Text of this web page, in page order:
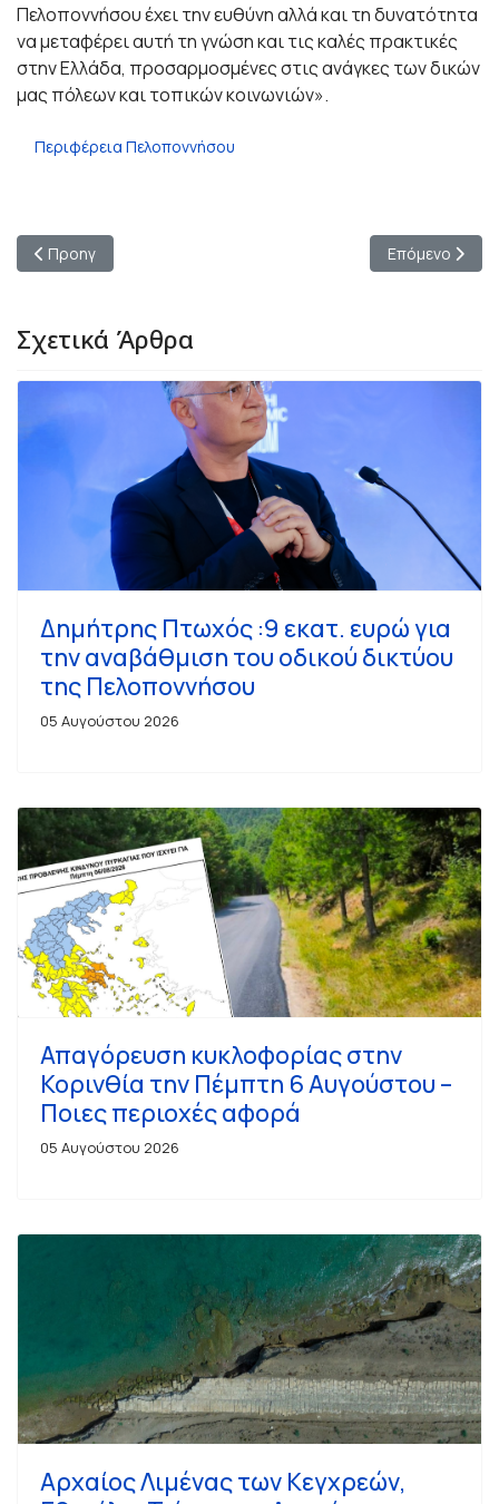
Πελοποννήσου έχει την ευθύνη αλλά και τη δυνατότητα
να μεταφέρει αυτή τη γνώση και τις καλές πρακτικές
στην Ελλάδα, προσαρμοσμένες στις ανάγκες των δικών
μας πόλεων και τοπικών κοινωνιών».
Περιφέρεια Πελοποννήσου
Προηγούμενο άρθρο: Άγιο Πνεύμα 2026: Μήνυμα της ΕΛ.ΑΣ.
Προηγ Επόμενο
Επόμενο
Σχετικά Άρθρα
Δημήτρης Πτωχός :9 εκατ. ευρώ για
την αναβάθμιση του οδικού δικτύου
της Πελοποννήσου
05 Αυγούστου 2026
Απαγόρευση κυκλοφορίας στην
Κορινθία την Πέμπτη 6 Αυγούστου –
Ποιες περιοχές αφορά
05 Αυγούστου 2026
Αρχαίος Λιμένας των Κεγχρεών,